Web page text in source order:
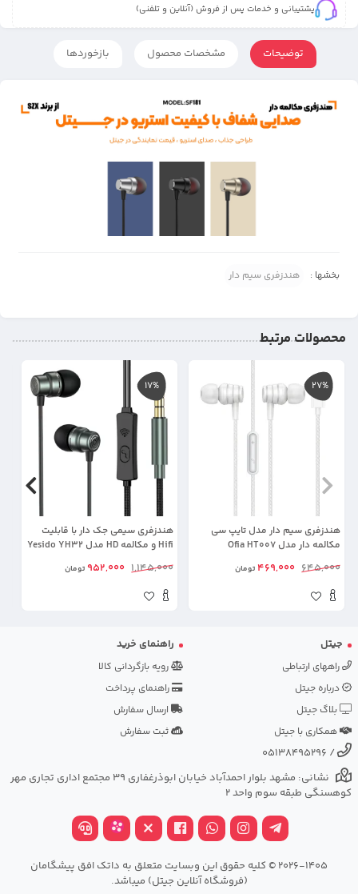
پشتیبانی و خدمات پس از فروش (آنلاین و تلفنی)
توضیحات مشخصات محصول بازخوردها
بخشها : هندزفری سیم دار
محصولات مرتبط
27%
هندزفری سیم دار مدل تایپ سی
مکالمه دار مدل Ofia HT007
645,000
469,000تومان
17%
هندزفری سیمی جک دار با قابلیت
Hifi و مکالمه HD مدل Yesido YH32
1,145,000
952,000تومان
جیتل
راههای ارتباطی
درباره جیتل
بلاگ جیتل
همکاری با جیتل
راهنمای خرید
رویه بازگردانی کالا
راهنمای پرداخت
ارسال سفارش
ثبت سفارش
/
05138495296
نشانی: مشهد بلوار احمدآباد خیابان ابوذرغفاری 39 مجتمع اداری تجاری مهر
کوهسنگی طبقه سوم واحد 2
2026-1405 © کلیه حقوق این وبسایت متعلق به داتک افق پیشگامان
(فروشگاه آنلاین جیتل) میباشد.